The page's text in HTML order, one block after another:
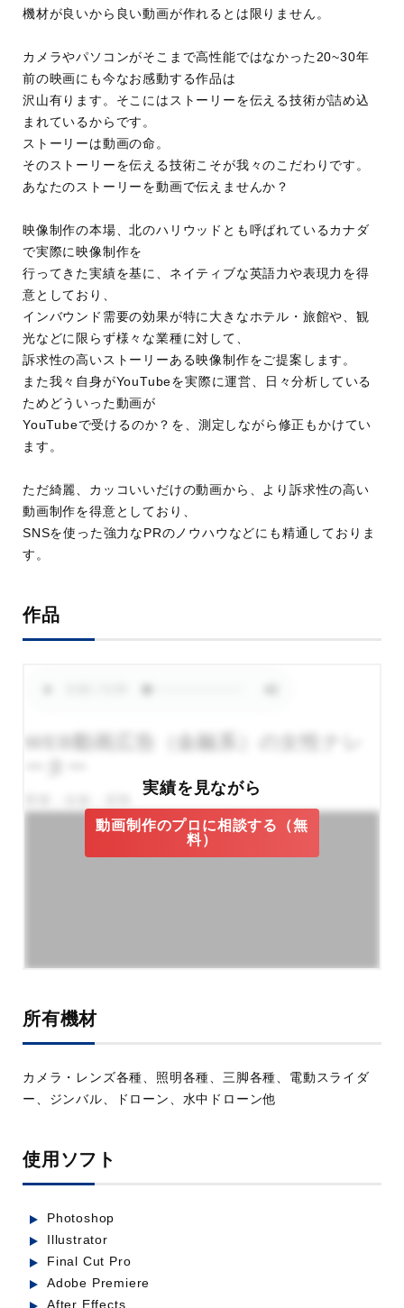
機材が良いから良い動画が作れるとは限りません。
カメラやパソコンがそこまで高性能ではなかった20~30年
前の映画にも今なお感動する作品は
沢山有ります。そこにはストーリーを伝える技術が詰め込
まれているからです。
ストーリーは動画の命。
そのストーリーを伝える技術こそが我々のこだわりです。
あなたのストーリーを動画で伝えませんか？
映像制作の本場、北のハリウッドとも呼ばれているカナダ
で実際に映像制作を
行ってきた実績を基に、ネイティブな英語力や表現力を得
意としており、
インバウンド需要の効果が特に大きなホテル・旅館や、観
光などに限らず様々な業種に対して、
訴求性の高いストーリーある映像制作をご提案します。
また我々自身がYouTubeを実際に運営、日々分析している
ためどういった動画が
YouTubeで受けるのか？を、測定しながら修正もかけてい
ます。
ただ綺麗、カッコいいだけの動画から、より訴求性の高い
動画制作を得意としており、
SNSを使った強力なPRのノウハウなどにも精通しておりま
す。
作品
実績を見ながら
動画制作のプロに相談する（無
料）
WEB動画広告（金融系）の女性ナレ
Nakamori Japanese Restaurant /
所有機材
カメラ・レンズ各種、照明各種、三脚各種、電動スライダ
ー、ジンバル、ドローン、水中ドローン他
使用ソフト
Photoshop
Illustrator
Final Cut Pro
Adobe Premiere
After Effects